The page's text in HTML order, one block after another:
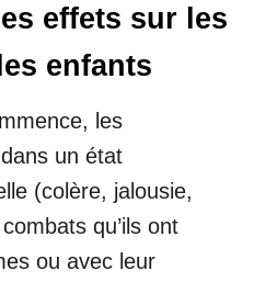
effets sur les
enfants
les
un état
(colère, jalousie,
qu’ils ont
ou avec leur